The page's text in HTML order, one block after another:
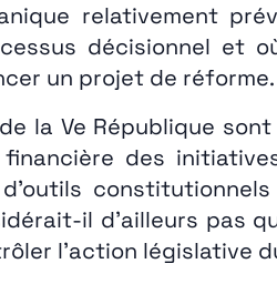
relativement
décisionnel et
un projet de réforme.
la Ve République
des
il d’ailleurs pas
l’action législative